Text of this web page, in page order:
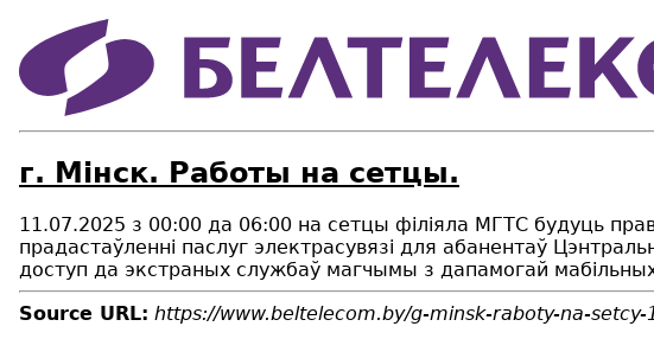
г. Мінск. Работы на сетцы.
11.07.2025 з 00:00 да 06:00 на сетцы філіяла МГТС будуць
прадастаўленні паслуг электрасувязi для абанентаў
доступ да экстраных службаў магчымы з дапамогай
Source URL: https://www.beltelecom.by/g-minsk-raboty-na-setcy-